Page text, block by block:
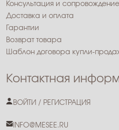
Консультация и
Доставка и оплата
Гарантии
Возврат товара
Шаблон договора купли-
Контактная
ВОЙТИ / РЕГИСТРАЦИЯ
INFO@MESEE.RU